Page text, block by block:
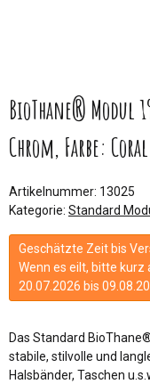
BioThane® Modul
Chrom, Farbe: Coral
Artikelnummer: 13025
Kategorie: Standard
Geschätzte Zeit bis
Wenn es eilt, bitte kurz
20.07.2026 bis
Das Standard
stabile, stilvolle und
Halsbänder, Taschen